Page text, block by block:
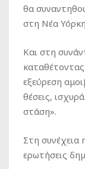
θα
στη Νέα
Και στη
εξεύρεση
θέσεις,
στάση».
Στη
ερωτήσεις